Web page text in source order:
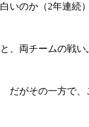
白いのか（2年連続）
と、両チームの戦い
だがその一方で、